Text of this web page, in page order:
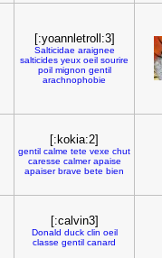
[:yoannletroll:3]
Salticidae araignee
salticides yeux oeil sourire
poil mignon gentil
arachnophobie
[:kokia:2]
gentil calme tete vexe chut
caresse calmer apaise
apaiser brave bete bien
[:calvin3]
Donald duck clin oeil
classe gentil canard